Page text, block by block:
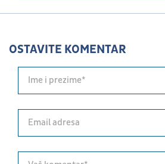
OSTAVITE KOMENTAR